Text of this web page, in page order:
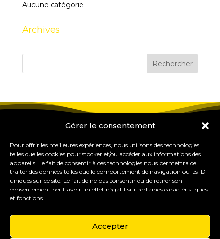
Gérer le consentement
Pour offrir les meilleures expériences, nous utilisons des technologies
telles que les cookies pour stocker et/ou accéder aux informations des
appareils. Le fait de consentir à ces technologies nous permettra de
traiter des données telles que le comportement de navigation ou les ID
uniques sur ce site. Le fait de ne pas consentir ou de retirer son
consentement peut avoir un effet négatif sur certaines caractéristiques
et fonctions.
Accepter
Aucune catégorie
Archives